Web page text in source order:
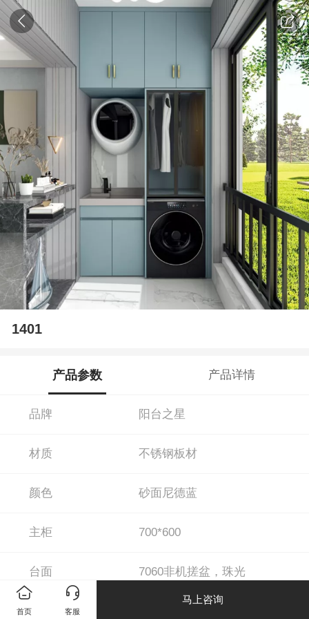
1401
产品参数 产品详情
品牌 阳台之星
材质 不锈钢板材
颜色 砂面尼德蓝
主柜 700*600
台面 7060非机搓盆，珠光
首页 客服
马上咨询